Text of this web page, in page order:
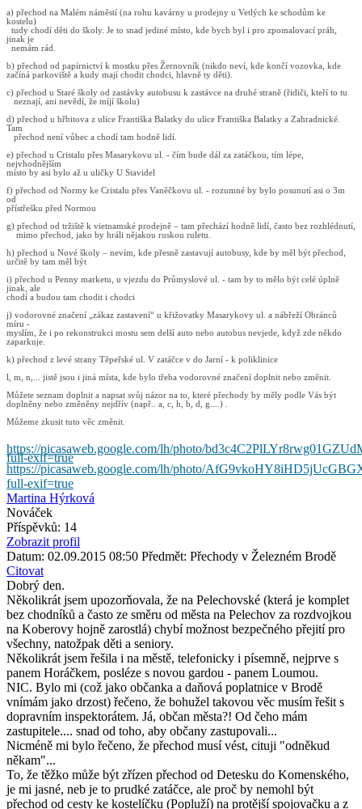
a) přechod na Malém náměstí (na rohu kavárny u prodejny u Vetlých ke schodům ke
kostelu)
tudy chodí děti do školy. Je to snad jediné místo, kde bych byl i pro zpomalovací práh,
jinak je
nemám rád.
b) přechod od papírnictví k mostku přes Žernovník (nikdo neví, kde končí vozovka, kde
začíná parkoviště a kudy mají chodit chodci, hlavně ty děti).
c) přechod u Staré školy od zastávky autobusu k zastávce na druhé straně (řidiči, kteří to tu
neznají, ani nevědí, že míjí školu)
d) přechod u hřbitova z ulice Františka Balatky do ulice Františka Balatky a Zahradnické.
Tam
přechod není vůbec a chodí tam hodně lidí.
e) přechod u Cristalu přes Masarykovu ul. - čím bude dál za zatáčkou, tím lépe,
nejvhodnějším
místo by asi bylo až u uličky U Stavidel
f) přechod od Normy ke Cristalu přes Vaněčkovu ul. - rozumné by bylo posunutí asi o 3m
od
přístřešku před Normou
g) přechod od tržiště k vietnamské prodejně – tam přechází hodně lidí, často bez rozhlédnutí,
mimo přechod, jako by hráli nějakou ruskou ruletu.
h) přechod u Nové školy – nevím, kde přesně zastavují autobusy, kde by měl být přechod,
určitě by tam měl být
i) přechod u Penny marketu, u vjezdu do Průmyslové ul. - tam by to mělo být celé úplně
jinak, ale
chodí a budou tam chodit i chodci
j) vodorovné značení „zákaz zastavení“ u křižovatky Masarykovy ul. a nábřeží Obránců
míru -
myslím, že i po rekonstrukci mostu sem delší auto nebo autobus nevjede, když zde někdo
zaparkuje.
k) přechod z levé strany Těpeřské ul. V zatáčce v do Jarní - k poliklinice
l, m, n,... jistě jsou i jiná místa, kde bylo třeba vodorovné značení doplnit nebo změnit.
Můžete seznam doplnit a napsat svůj názor na to, které přechody by měly podle Vás být
doplněny nebo změněny nejdřív (např.. a, c, h, b, d, g....) .
Můžeme zkusit tuto věc změnit.
https://picasaweb.google.com/lh/photo/
full-exif=true
https://picasaweb.google.com/lh/photo/
full-exif=true
Martina Hýrková
Nováček
Příspěvků: 14
Zobrazit profil
Datum: 02.09.2015 08:50 Předmět: Přechody v Železném Brodě
Citovat
Dobrý den.
Několikrát jsem upozorňovala, že na Pelechovské (která je komplet
bez chodníků a často ze směru od města na Pelechov za rozdvojkou
na Koberovy hojně zarostlá) chybí možnost bezpečného přejití pro
všechny, natožpak děti a seniory.
Několikrát jsem řešila i na městě, telefonicky i písemně, nejprve s
panem Horáčkem, posléze s novou gardou - panem Loumou.
NIC. Bylo mi (což jako občanka a daňová poplatnice v Brodě
vnímám jako drzost) řečeno, že bohužel takovou věc musím řešit s
dopravním inspektorátem. Já, občan města?! Od čeho mám
zastupitele.... snad od toho, aby občany zastupovali...
Nicméně mi bylo řečeno, že přechod musí vést, cituji "odněkud
někam"...
To, že těžko může být zřízen přechod od Detesku do Komenského,
je mi jasné, neb je to prudké zatáčce, ale proč by nemohl být
přechod od cesty ke kostelíčku (Popluží) na protější spojovačku a z